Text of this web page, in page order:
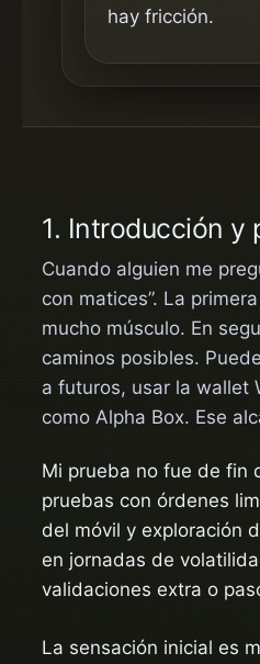
hay fricción.
1. Introducción y
Cuando alguien me
con matices”. La
mucho músculo. En
caminos posibles.
a futuros, usar la wallet
como Alpha Box. Ese
Mi prueba no fue de fin
pruebas con órdenes
del móvil y exploración
en jornadas de
validaciones extra o
La sensación inicial es